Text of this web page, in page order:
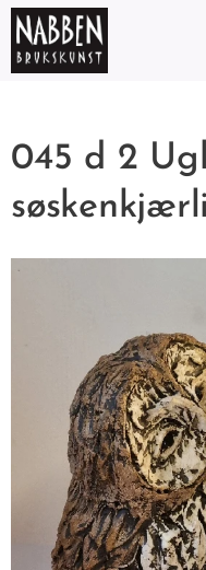
045 d 2